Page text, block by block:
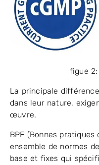
figue 2:
La principale
dans leur nature,
œuvre.
BPF (Bonnes
ensemble de normes
base et fixes qui